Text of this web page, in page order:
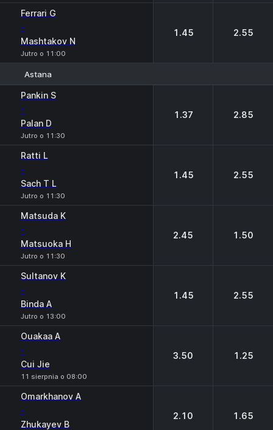
Ferrari G
-
Mashtakov N
Jutro o 11:00
1.45 2.55
Astana
Pankin S
-
Palan D
Jutro o 11:30
1.37 2.85
Ratti L
-
Sach T L
Jutro o 11:30
1.45 2.55
Matsuda K
-
Matsuoka H
Jutro o 11:30
2.45 1.50
Sultanov K
-
Binda A
Jutro o 13:00
1.45 2.55
Ouakaa A
-
Cui Jie
11 sierpnia o 08:00
3.50 1.25
Omarkhanov A
-
Zhukayev B
2.10 1.65